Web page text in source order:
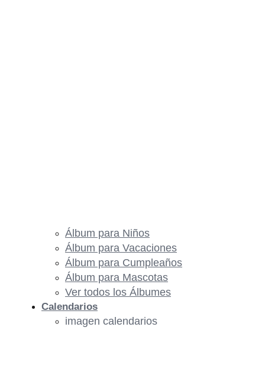
Álbum para Niños
Álbum para Vacaciones
Álbum para Cumpleaños
Álbum para Mascotas
Ver todos los Álbumes
Calendarios
imagen calendarios